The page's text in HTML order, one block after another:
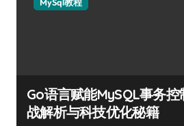
Go语言赋能MySQL事务控
战解析与科技优化秘籍